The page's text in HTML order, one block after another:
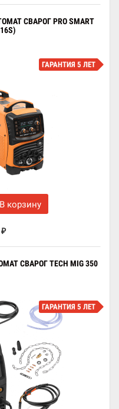
СВАРОГ PRO SMART
ГАРАНТИЯ 5 ЛЕТ
В корзину
₽
СВАРОГ TECH MIG 350
ГАРАНТИЯ 5 ЛЕТ